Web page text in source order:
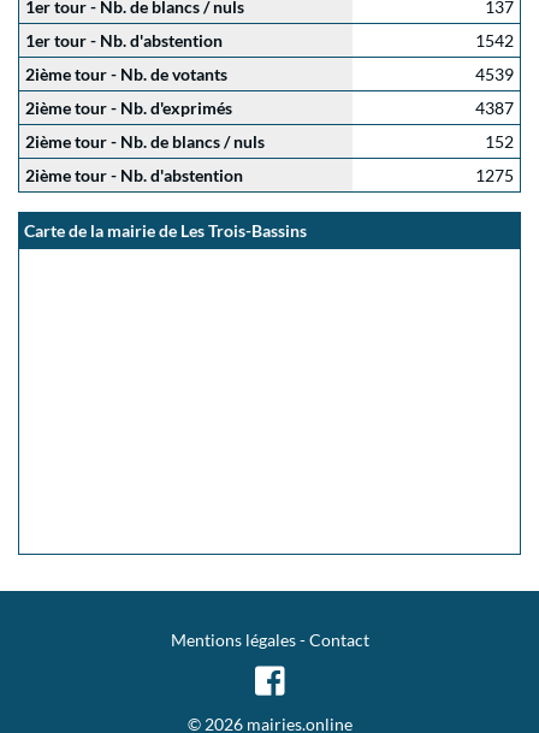
1er tour - Nb. de blancs / nuls
137
1er tour - Nb. d'abstention
1542
2ième tour - Nb. de votants
4539
2ième tour - Nb. d'exprimés
4387
2ième tour - Nb. de blancs / nuls
152
2ième tour - Nb. d'abstention
1275
Carte de la mairie de Les Trois-Bassins
Mentions légales-Contact
© 2026 mairies.online